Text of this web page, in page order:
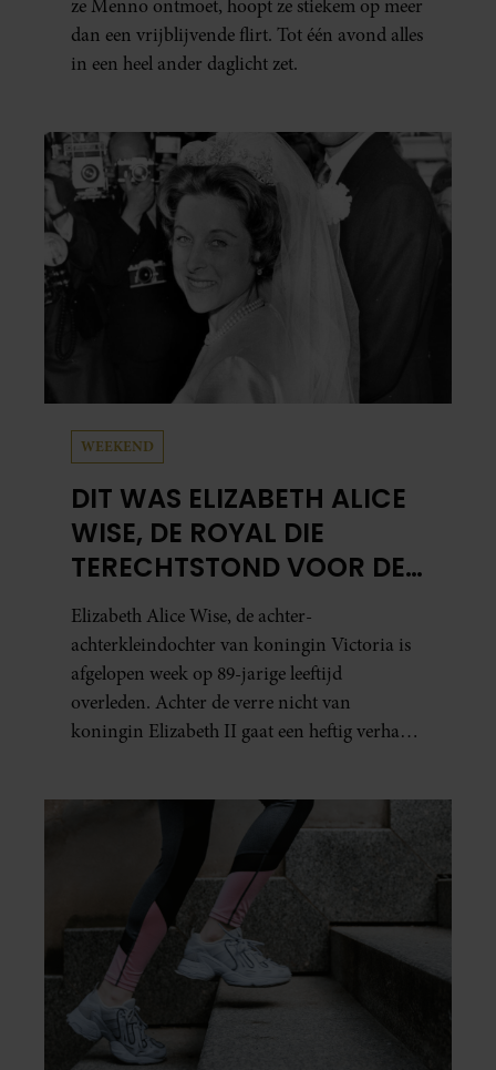
ze Menno ontmoet, hoopt ze stiekem op meer
dan een vrijblijvende flirt. Tot één avond alles
in een heel ander daglicht zet.
WEEKEND
DIT WAS ELIZABETH ALICE
WISE, DE ROYAL DIE
TERECHTSTOND VOOR DE
DOOD VAN HAAR BABY
Elizabeth Alice Wise, de achter-
achterkleindochter van koningin Victoria is
afgelopen week op 89-jarige leeftijd
overleden. Achter de verre nicht van
koningin Elizabeth II gaat een heftig verhaal